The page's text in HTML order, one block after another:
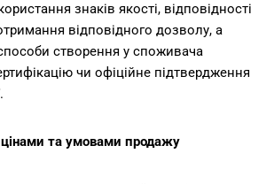
знаків якості, відповідності
відповідного дозволу, а
створення у споживача
чи офіційне підтвердження
цінами та умовами продажу